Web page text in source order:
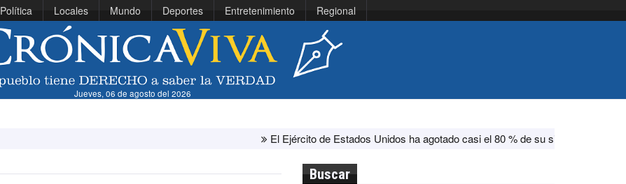
Política Locales Mundo Deportes Entretenimiento Regional
Jueves, 06 de agosto del 2026
El Ejército de Estados Unidos ha agotado casi el 80 % de su sistema antimisiles, según CNN
Buscar